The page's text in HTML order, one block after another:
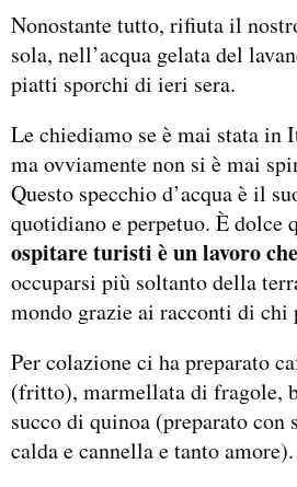
Nonostante tutto, rifiuta il
sola, nell’acqua gelata del
piatti sporchi di ieri sera.
Le chiediamo se è mai stata in
ma ovviamente non si è mai
Questo specchio d’acqua è il
quotidiano e perpetuo. È dolce
ospitare turisti è un lavoro
occuparsi più soltanto della
mondo grazie ai racconti di chi
Per colazione ci ha preparato
(fritto), marmellata di fragole,
succo di quinoa (preparato con
calda e cannella e tanto amore).